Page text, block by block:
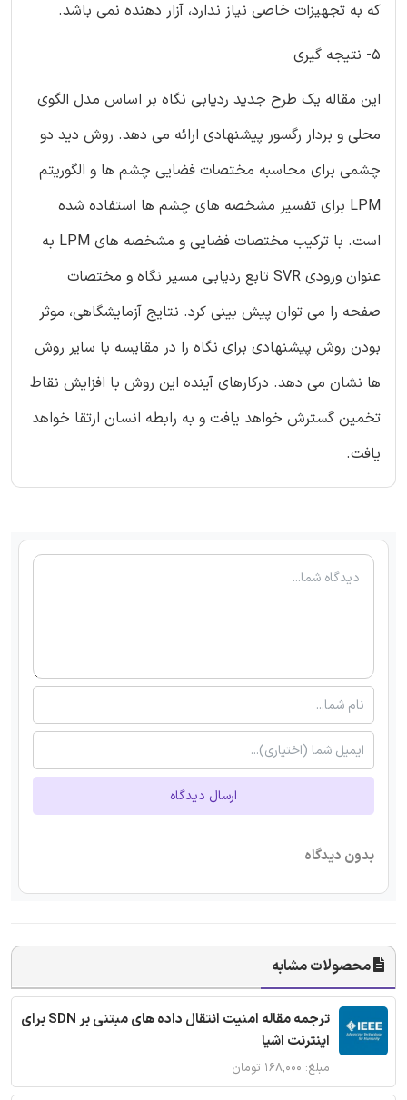
که به تجهیزات خاصی نیاز ندارد، آزار دهنده نمی باشد.
5- نتیجه گیری
این مقاله یک طرح جدید ردیابی نگاه بر اساس مدل الگوی
محلی و بردار رگسور پیشنهادی ارائه می دهد. روش دید دو
چشمی برای محاسبه مختصات فضایی چشم ها و الگوریتم
LPM برای تفسیر مشخصه های چشم ها استفاده شده
است. با ترکیب مختصات فضایی و مشخصه های LPM به
عنوان ورودی SVR تابع ردیابی مسیر نگاه و مختصات
صفحه را می توان پیش بینی کرد. نتایج آزمایشگاهی، موثر
بودن روش پیشنهادی برای نگاه را در مقایسه با سایر روش
ها نشان می دهد. درکارهای آینده این روش با افزایش نقاط
تخمین گسترش خواهد یافت و به رابطه انسان ارتقا خواهد
یافت.
ارسال دیدگاه
بدون دیدگاه
محصولات مشابه
ترجمه مقاله امنیت انتقال داده های مبتنی بر SDN برای
اینترنت اشیا
مبلغ: ۱۶۸,۰۰۰ تومان